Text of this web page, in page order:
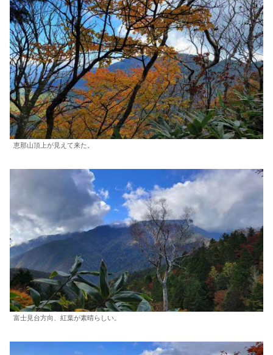
恵那山頂上が見えて来た。
富士見台方向、紅葉が素晴らしい。